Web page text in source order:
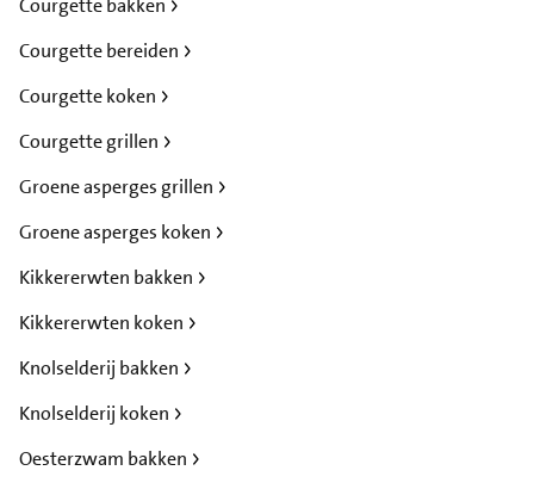
Courgette bakken
Courgette bereiden
Courgette koken
Courgette grillen
Groene asperges grillen
Groene asperges koken
Kikkererwten bakken
Kikkererwten koken
Knolselderij bakken
Knolselderij koken
Oesterzwam bakken